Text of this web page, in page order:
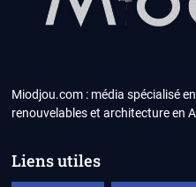
Miodjou.com : média spécialisé
renouvelables et architecture en
Liens utiles